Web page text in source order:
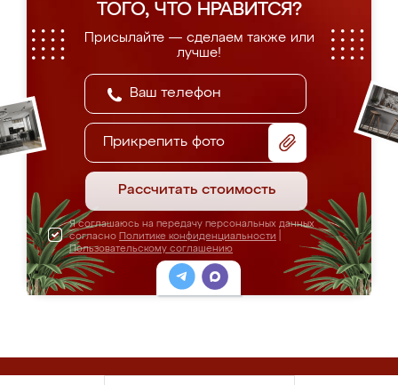
ТОГО, ЧТО НРАВИТСЯ?
Присылайте — сделаем также или
лучше!
Прикрепить фото
Рассчитать стоимость
Я соглашаюсь на передачу персональных данных
согласно Политике конфиденциальности
Пользовательскому соглашению